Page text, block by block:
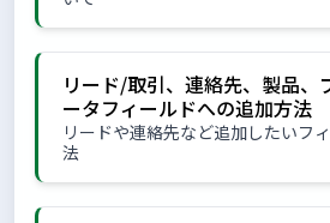
リード/取引、連絡先、製品、
ータフィールドへの追加方法
リードや連絡先など追加したいフ
法